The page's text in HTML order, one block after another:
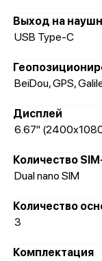
Выход на
USB Type-C
BeiDou, GPS,
Дисплей
6.67"
Количество
Dual nano SIM
Количество
3
Комплектация